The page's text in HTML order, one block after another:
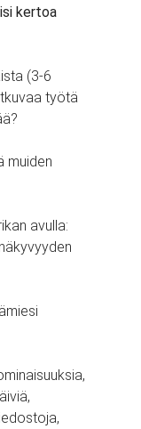
kertoa
(3-6
työtä
muiden
avulla: